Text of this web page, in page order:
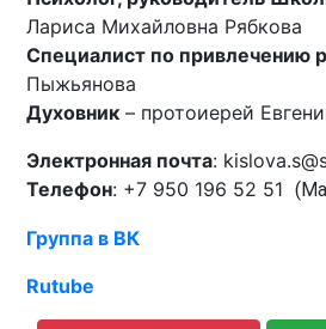
Лариса Михайловна Рябкова
Специалист по привлечению
Пыжьянова
Духовник – протоиерей
Электронная почта:
Телефон: +7 950 196 52 51
Группа в ВК
Rutube